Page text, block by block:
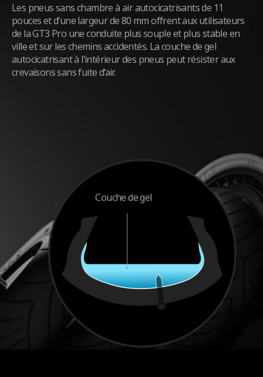
Les pneus sans chambre à air autocicatrisants de 11
pouces et d'une largeur de 80 mm offrent aux utilisateurs
de la GT3 Pro une conduite plus souple et plus stable en
ville et sur les chemins accidentés. La couche de gel
autocicatrisant à l'intérieur des pneus peut résister aux
crevaisons sans fuite d'air.
Couche de gel